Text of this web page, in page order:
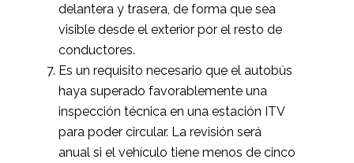
delantera y trasera, de forma que sea
visible desde el exterior por el resto de
conductores.
Es un requisito necesario que el autobús
haya superado favorablemente una
inspección técnica en una estación ITV
para poder circular. La revisión será
anual si el vehículo tiene menos de cinco